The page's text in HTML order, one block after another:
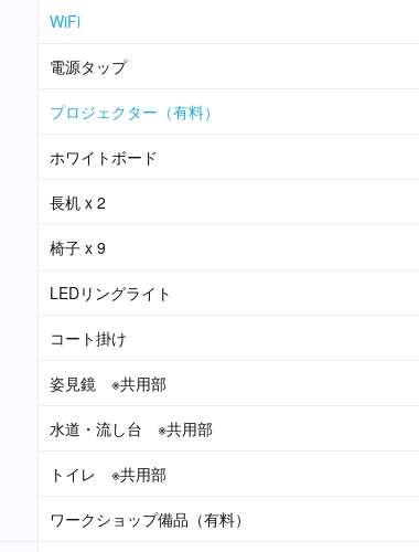
WiFi
電源タップ
プロジェクター（有料）
ホワイトボード
長机 x 2
椅子 x 9
LEDリングライト
コート掛け
姿見鏡 ※共用部
水道・流し台 ※共用部
トイレ ※共用部
ワークショップ備品（有料）